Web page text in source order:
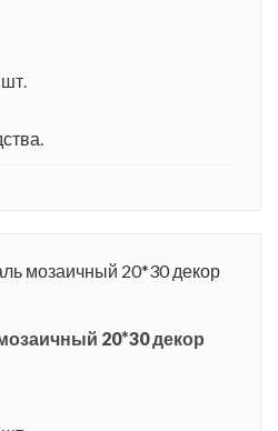
20*30 декор